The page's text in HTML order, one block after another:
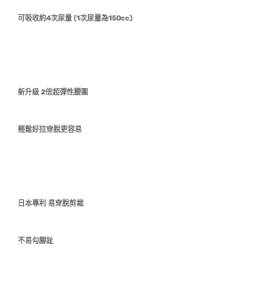
可吸收約4次尿量 (1次尿量為150cc)
新升級 2倍超彈性腰圍
輕鬆好拉穿脫更容易
日本專利 易穿脫剪裁
不易勾腳趾